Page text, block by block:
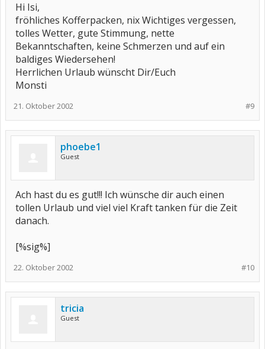
Hi Isi,
fröhliches Kofferpacken, nix Wichtiges vergessen,
tolles Wetter, gute Stimmung, nette
Bekanntschaften, keine Schmerzen und auf ein
baldiges Wiedersehen!
Herrlichen Urlaub wünscht Dir/Euch
Monsti
#9
21. Oktober 2002
phoebe1
Guest
Ach hast du es gut!!! Ich wünsche dir auch einen
tollen Urlaub und viel viel Kraft tanken für die Zeit
danach.
[%sig%]
#10
22. Oktober 2002
tricia
Guest